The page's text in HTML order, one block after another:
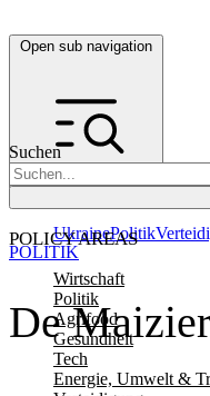
Open sub navigation
Suchen
POLICY AREAS
Wirtschaft
Politik
Agrifood
Gesundheit
Tech
Energie, Umwelt &
UkrainePolitik
De
POLITIK